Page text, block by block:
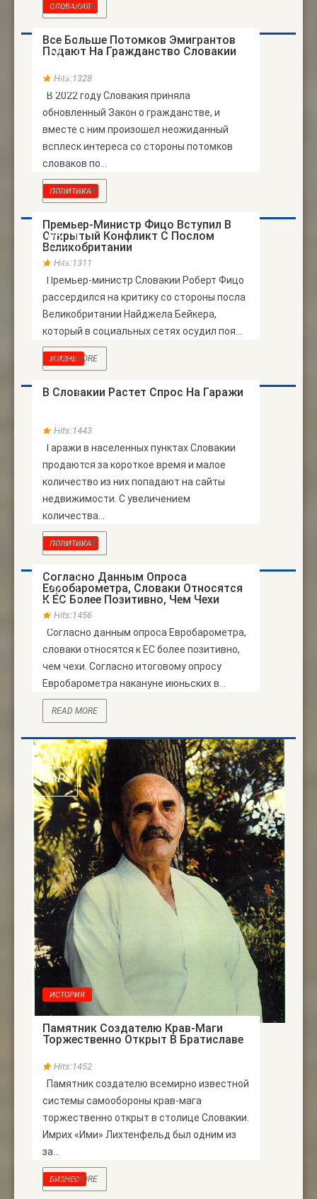
READ MORE
Все Больше Потомков Эмигрантов
Подают На Гражданство Словакии
Hits:1328
СЛОВАКИЯ
В 2022 году Словакия приняла
обновленный Закон о гражданстве, и
вместе с ним произошел неожиданный
всплеск интереса со стороны потомков
словаков по...
18
НОЯБ
READ MORE
Премьер-Министр Фицо Вступил В
Открытый Конфликт С Послом
Великобритании
Hits:1311
ПОЛИТИКА
Премьер-министр Словакии Роберт Фицо
рассердился на критику со стороны посла
Великобритании Найджела Бейкера,
который в социальных сетях осудил поя...
06
НОЯБ
READ MORE
В Словакии Растет Спрос На Гаражи
Hits:1443
ЖИЗНЬ
Гаражи в населенных пунктах Словакии
продаются за короткое время и малое
количество из них попадают на сайты
недвижимости. С увеличением
количества...
АПР
READ MORE
Согласно Данным Опроса
Евробарометра, Словаки Относятся
К ЕС Более Позитивно, Чем Чехи
Hits:1456
ПОЛИТИКА
Согласно данным опроса Евробарометра,
словаки относятся к ЕС более позитивно,
чем чехи. Согласно итоговому опросу
Евробарометра накануне июньских в...
22
АПР
READ MORE
Памятник Создателю Крав-Маги
Торжественно Открыт В Братиславе
Hits:1452
ИСТОРИЯ
Памятник создателю всемирно известной
системы самообороны крав-мага
торжественно открыт в столице Словакии.
Имрих «Ими» Лихтенфельд был одним из
за...
31
МАРТ
READ MORE
БИЗНЕС